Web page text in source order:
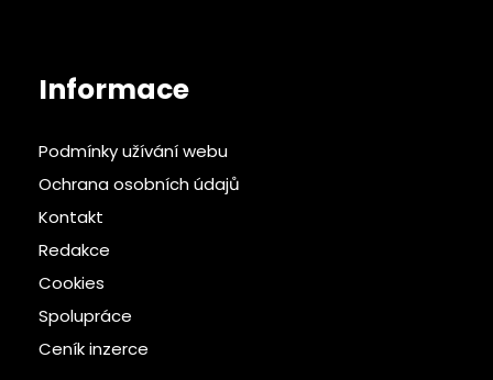
Informace
Podmínky užívání webu
Ochrana osobních údajů
Kontakt
Redakce
Cookies
Spolupráce
Ceník inzerce